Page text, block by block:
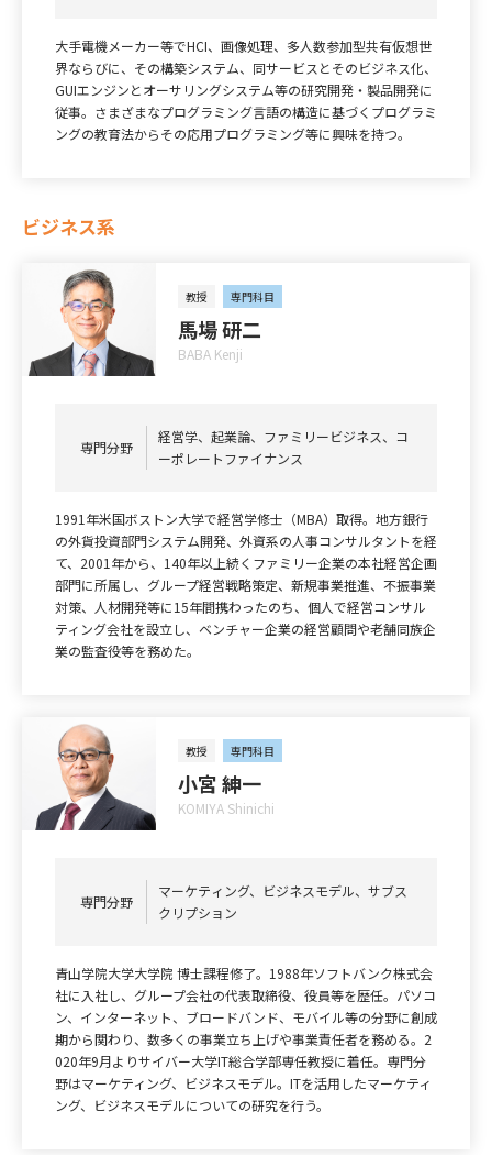
大手電機メーカー等でHCI、画像処理、多人数参加型共有仮想世
界ならびに、その構築システム、同サービスとそのビジネス化、
GUIエンジンとオーサリングシステム等の研究開発・製品開発に
従事。さまざまなプログラミング言語の構造に基づくプログラミ
ングの教育法からその応用プログラミング等に興味を持つ。
ビジネス系
教授 専門科目
馬場 研二
BABA Kenji
専門分野
経営学、起業論、ファミリービジネス、コ
ーポレートファイナンス
1991年米国ボストン大学で経営学修士（MBA）取得。地方銀行
の外貨投資部門システム開発、外資系の人事コンサルタントを経
て、2001年から、140年以上続くファミリー企業の本社経営企画
部門に所属し、グループ経営戦略策定、新規事業推進、不振事業
対策、人材開発等に15年間携わったのち、個人で経営コンサル
ティング会社を設立し、ベンチャー企業の経営顧問や老舗同族企
業の監査役等を務めた。
教授 専門科目
小宮 紳一
KOMIYA Shinichi
専門分野
マーケティング、ビジネスモデル、サブス
クリプション
青山学院大学大学院 博士課程修了。1988年ソフトバンク株式会
社に入社し、グループ会社の代表取締役、役員等を歴任。パソコ
ン、インターネット、ブロードバンド、モバイル等の分野に創成
期から関わり、数多くの事業立ち上げや事業責任者を務める。2
020年9月よりサイバー大学IT総合学部専任教授に着任。専門分
野はマーケティング、ビジネスモデル。ITを活用したマーケティ
ング、ビジネスモデルについての研究を行う。